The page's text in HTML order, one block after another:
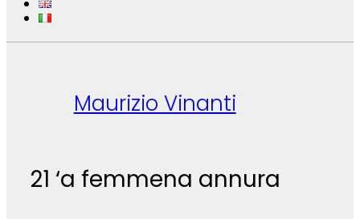
Maurizio Vinanti
21 ‘a femmena annura